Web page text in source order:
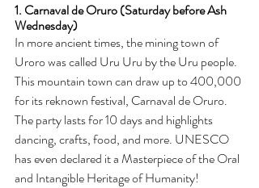
1. Carnaval de Oruro (Saturday before Ash
Wednesday)
In more ancient times, the mining town of
Uroro was called Uru Uru by the Uru people.
This mountain town can draw up to 400,000
for its reknown festival, Carnaval de Oruro.
The party lasts for 10 days and highlights
dancing, crafts, food, and more. UNESCO
has even declared it a Masterpiece of the Oral
and Intangible Heritage of Humanity!